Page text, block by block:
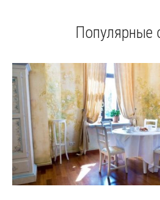
Популярные